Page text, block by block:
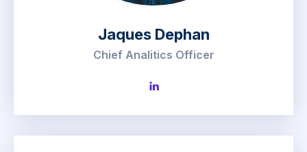
Jaques Dephan
Chief Analitics Officer